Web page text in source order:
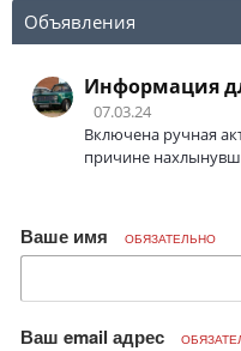
Объявления
Информация
07.03.24
Включена ручная
причине
Ваше имя ОБЯЗАТЕЛЬНО
Ваш email адрес